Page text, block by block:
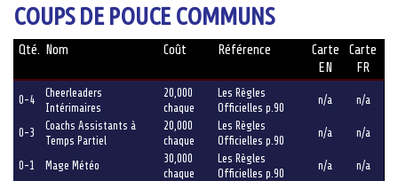
COUPS DE POUCE COMMUNS
Qté. Nom Coût Référence
Carte
EN
Carte
FR
0-4
Cheerleaders
Intérimaires
20,000
chaque
Les Règles
Officielles p.90
n/a n/a
0-3
Coachs Assistants à
Temps Partiel
20,000
chaque
Les Règles
Officielles p.90
n/a n/a
0-1 Mage Météo
30,000
chaque
Les Règles
Officielles p.90
n/a n/a